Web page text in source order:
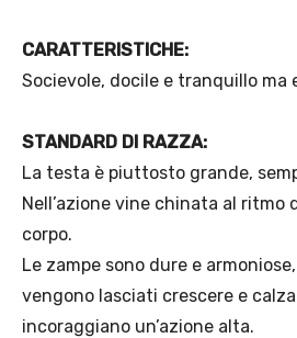
CARATTERISTICHE:
Socievole, docile e tranquillo ma
STANDARD DI RAZZA:
La testa è piuttosto grande,
Nell’azione vine chinata al ritmo
corpo.
Le zampe sono dure e
vengono lasciati crescere e
incoraggiano un’azione alta.